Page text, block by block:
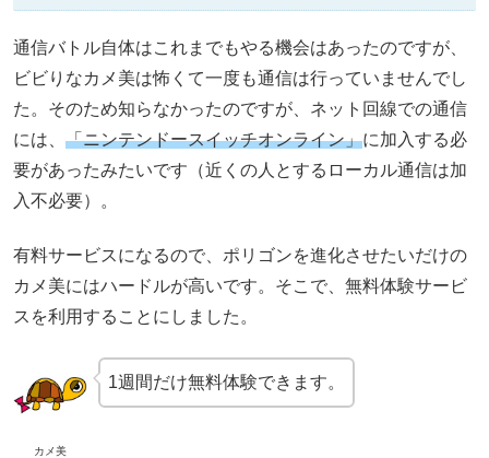
通信バトル自体はこれまでもやる機会はあったのですが、
ビビりなカメ美は怖くて一度も通信は行っていませんでし
た。そのため知らなかったのですが、ネット回線での通信
には、 「ニンテンドースイッチオンライン」に加入する必
要があったみたいです（近くの人とするローカル通信は加
入不必要）。
有料サービスになるので、ポリゴンを進化させたいだけの
カメ美にはハードルが高いです。そこで、無料体験サービ
スを利用することにしました。
カメ美
1週間だけ無料体験できます。